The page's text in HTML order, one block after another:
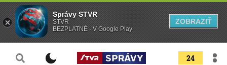
24
Správy STVR
STVR
BEZPLATNÉ - V Google Play
ZOBRAZIŤ